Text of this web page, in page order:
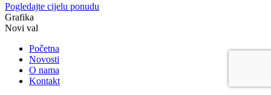
Pogledajte cijelu ponudu
Grafika
Novi val
Početna
Novosti
O nama
Kontakt